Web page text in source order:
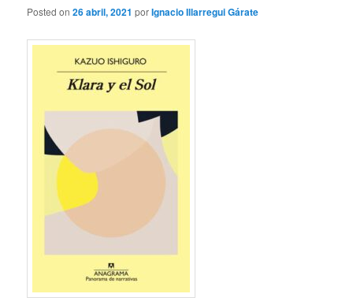
Posted on26 abril, 2021 porIgnacio Illarregui Gárate